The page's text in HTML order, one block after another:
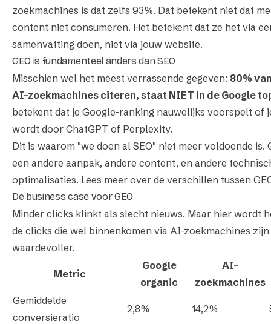
zoekmachines is dat zelfs 93%. Dat betekent niet dat
content niet consumeren. Het betekent dat ze het via
samenvatting doen, niet via jouw website.
GEO is fundamenteel anders dan SEO
Misschien wel het meest verrassende gegeven: 80%
AI-zoekmachines citeren, staat NIET in de Google
betekent dat je Google-ranking nauwelijks voorspelt of
wordt door ChatGPT of Perplexity.
Dit is waarom "we doen al SEO" niet meer voldoende is.
een andere aanpak, andere content, en andere
optimalisaties. Lees meer over de verschillen tussen
De business case voor GEO
Minder clicks klinkt als slecht nieuws. Maar hier wordt
de clicks die wel binnenkomen via AI-zoekmachines
waardevoller.
Metric
Google
organic
AI-
zoekmachines
Gemiddelde
conversieratio
2,8% 14,2%